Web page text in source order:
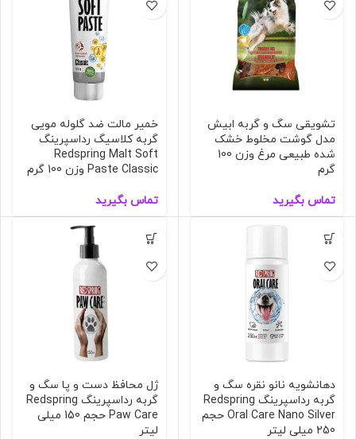
تشویقی سگ و گربه ابیش
مدل گوشت مخلوط خشک
شده طبیعی مرغ وزن 100
گرم
تماس بگیرید
خمیر مالت ضد گلوله مویی
گربه کلاسیگ رداسپرینگ
Redspring Malt Soft
Paste Classic وزن 100 گرم
تماس بگیرید
دهانشویه نانو نقره سگ و
گربه رداسپرینگ Redspring
Oral Care Nano Silver حجم
250 میلی لیتر
ژل محافظ دست و پا سگ و
گربه رداسپرینگ Redspring
Paw Care حجم 150 میلی
لیتر